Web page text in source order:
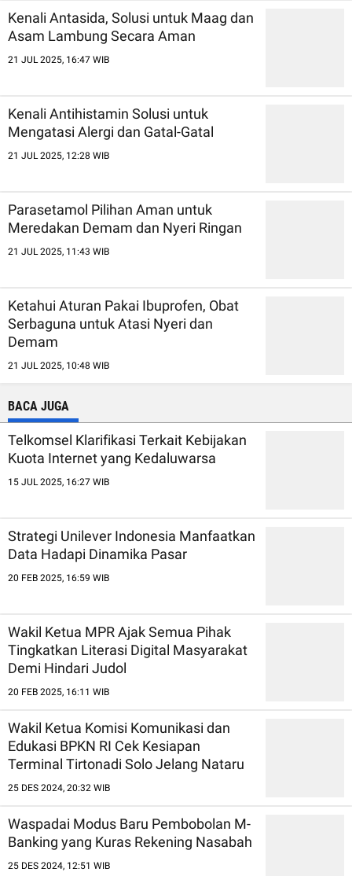
Kenali Antasida, Solusi untuk Maag dan
Asam Lambung Secara Aman
21 JUL 2025, 16:47 WIB
Kenali Antihistamin Solusi untuk
Mengatasi Alergi dan Gatal-Gatal
21 JUL 2025, 12:28 WIB
Parasetamol Pilihan Aman untuk
Meredakan Demam dan Nyeri Ringan
21 JUL 2025, 11:43 WIB
Ketahui Aturan Pakai Ibuprofen, Obat
Serbaguna untuk Atasi Nyeri dan
Demam
21 JUL 2025, 10:48 WIB
BACA JUGA
Telkomsel Klarifikasi Terkait Kebijakan
Kuota Internet yang Kedaluwarsa
15 JUL 2025, 16:27 WIB
Strategi Unilever Indonesia Manfaatkan
Data Hadapi Dinamika Pasar
20 FEB 2025, 16:59 WIB
Wakil Ketua MPR Ajak Semua Pihak
Tingkatkan Literasi Digital Masyarakat
Demi Hindari Judol
20 FEB 2025, 16:11 WIB
Wakil Ketua Komisi Komunikasi dan
Edukasi BPKN RI Cek Kesiapan
Terminal Tirtonadi Solo Jelang Nataru
25 DES 2024, 20:32 WIB
Waspadai Modus Baru Pembobolan M-
Banking yang Kuras Rekening Nasabah
25 DES 2024, 12:51 WIB